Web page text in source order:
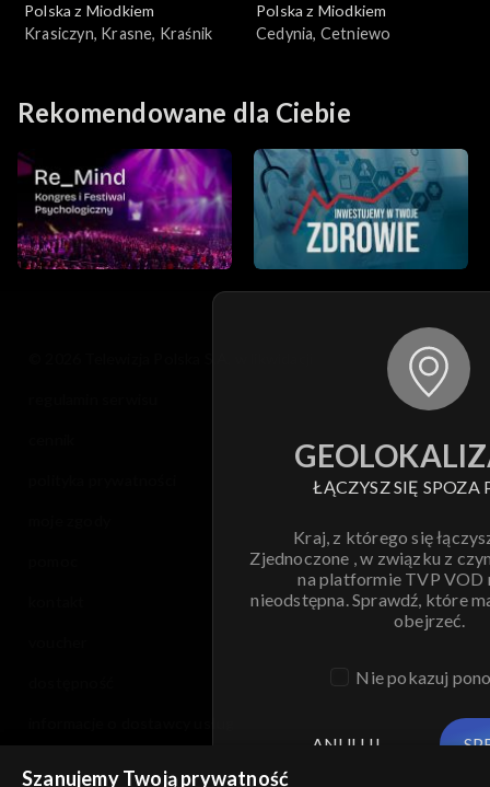
Polska z Miodkiem
Krasiczyn, Krasne, Kraśnik
Polska z Miodkiem
Cedynia, Cetniewo
Rekomendowane dla Ciebie
ŁĄCZYSZ SIĘ SPOZA
Kraj, z którego się
Zjednoczone , w związku z
na platformie TVP VOD
nieodstępna. Sprawdź, które
obejrzeć.
Nie pokazuj
ANULUJ
Szanujemy Twoją prywatność